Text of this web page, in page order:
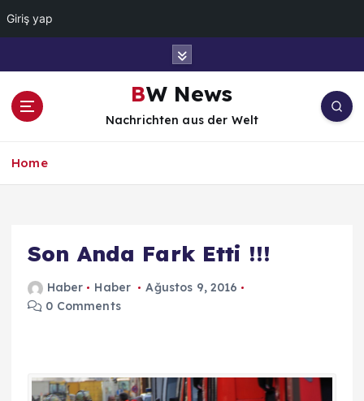
Giriş yap
BW News
Nachrichten aus der Welt
Home
Son Anda Fark Etti !!!
Haber Haber
Ağustos 9, 2016
0 Comments